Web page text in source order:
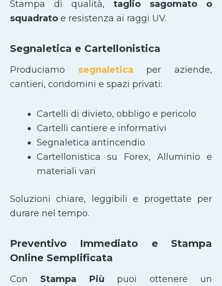
Stampa di qualità, taglio sagomato
o
squadrato e resistenza ai raggi UV.
Segnaletica e Cartellonistica
Produciamo segnaletica per aziende,
cantieri, condomini e spazi privati:
Cartelli di divieto, obbligo e pericolo
Cartelli cantiere e informativi
Segnaletica antincendio
Cartellonistica su Forex, Alluminio e
materiali vari
Soluzioni chiare, leggibili e progettate per
durare nel tempo.
Preventivo Immediato e Stampa
Online Semplificata
Con Stampa Più puoi ottenere un